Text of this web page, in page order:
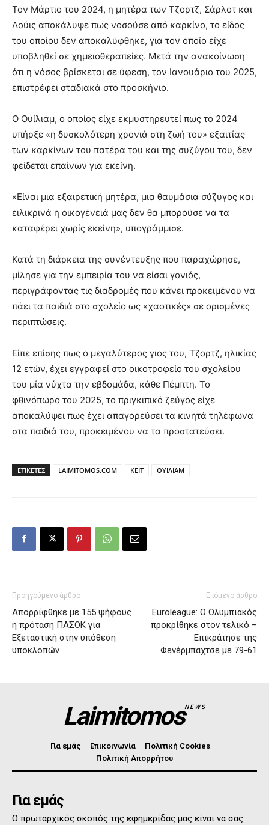
Τον Μάρτιο του 2024, η μητέρα των Τζορτζ, Σάρλοτ και
Λούις αποκάλυψε πως νοσούσε από καρκίνο, το είδος
του οποίου δεν αποκαλύφθηκε, για τον οποίο είχε
υποβληθεί σε χημειοθεραπείες. Μετά την ανακοίνωση
ότι η νόσος βρίσκεται σε ύφεση, τον Ιανουάριο του 2025,
επιστρέφει σταδιακά στο προσκήνιο.
Ο Ουίλιαμ, ο οποίος είχε εκμυστηρευτεί πως το 2024
υπήρξε «η δυσκολότερη χρονιά στη ζωή του» εξαιτίας
των καρκίνων του πατέρα του και της συζύγου του, δεν
φείδεται επαίνων για εκείνη.
«Είναι μια εξαιρετική μητέρα, μια θαυμάσια σύζυγος και
ειλικρινά η οικογένειά μας δεν θα μπορούσε να τα
καταφέρει χωρίς εκείνη», υπογράμμισε.
Κατά τη διάρκεια της συνέντευξης που παραχώρησε,
μίλησε για την εμπειρία του να είσαι γονιός,
περιγράφοντας τις διαδρομές που κάνει προκειμένου να
πάει τα παιδιά στο σχολείο ως «χαοτικές» σε ορισμένες
περιπτώσεις.
Είπε επίσης πως ο μεγαλύτερος γιος του, Τζορτζ, ηλικίας
12 ετών, έχει εγγραφεί στο οικοτροφείο του σχολείου
του μία νύχτα την εβδομάδα, κάθε Πέμπτη. Το
φθινόπωρο του 2025, το πριγκιπικό ζεύγος είχε
αποκαλύψει πως έχει απαγορεύσει τα κινητά τηλέφωνα
στα παιδιά του, προκειμένου να τα προστατεύσει.
ΕΤΙΚΕΤΕΣ LAIMITOMOS.COM ΚΕΙΤ ΟΥΙΛΙΑΜ
Προηγούμενο άρθρο
Απορρίφθηκε με 155 ψήφους
η πρόταση ΠΑΣΟΚ για
Εξεταστική στην υπόθεση
υποκλοπών
Επόμενο άρθρο
Euroleague: Ο Ολυμπιακός
προκρίθηκε στον τελικό –
Επικράτησε της
Φενέρμπαχτσε με 79-61
LaimitomosNEWS
Για εμάς Επικοινωνία
Πολιτική Cookies
Πολιτική Απορρήτου
Για εμάς
Ο πρωταρχικός σκοπός της εφημερίδας μας είναι να σας